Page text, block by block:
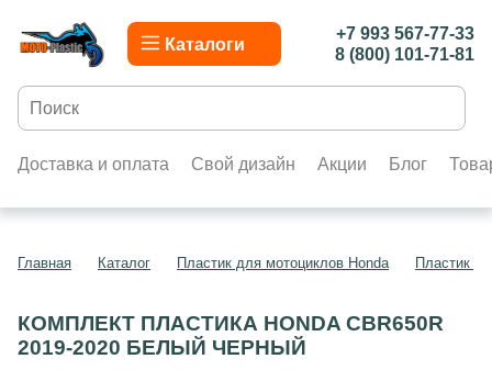
Каталоги
+7 993 567-77-33
8 (800) 101-71-81
Доставка и оплата Свой дизайн Акции Блог
Главная Каталог Пластик для мотоциклов Honda Пластик
КОМПЛЕКТ ПЛАСТИКА HONDA CBR650R
2019-2020 БЕЛЫЙ ЧЕРНЫЙ